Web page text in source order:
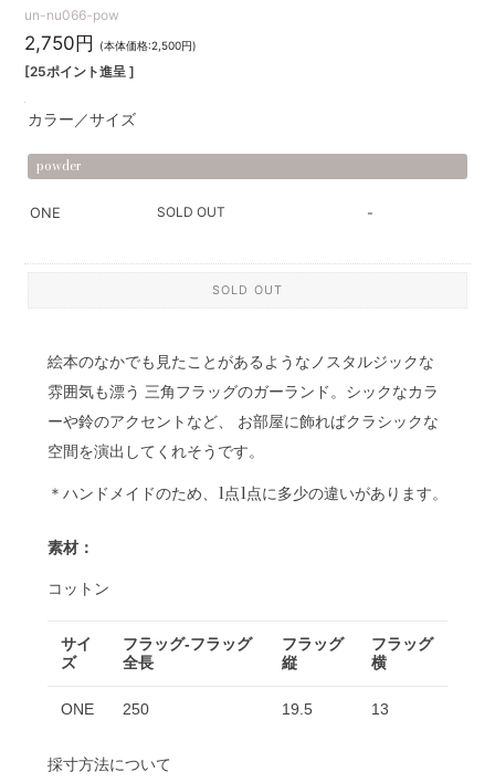
un-nu066-pow
2,750円 (本体価格:2,500円)
[25ポイント進呈 ]
カラー／サイズ
powder
ONE SOLD OUT -
SOLD OUT
絵本のなかでも見たことがあるようなノスタルジックな
雰囲気も漂う 三角フラッグのガーランド。シックなカラ
ーや鈴のアクセントなど、 お部屋に飾ればクラシックな
空間を演出してくれそうです。
＊ハンドメイドのため、1点1点に多少の違いがあります。
素材：
コットン
サイ
ズ
フラッグ-フラッグ
全長
フラッグ
縦
フラッグ
横
ONE 250 19.5 13
採寸方法について